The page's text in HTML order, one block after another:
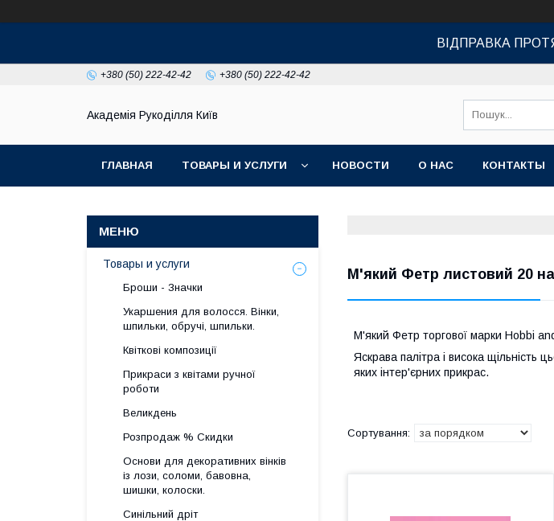
ВІДПРАВКА
+380 (50) 222-42-42 +380 (50) 222-42-42
Академія Рукоділля Київ
ГЛАВНАЯ ТОВАРЫ И УСЛУГИ НОВОСТИ О НАС КОНТАКТЫ
М'який Фетр листовий 20
М'який Фетр торгової марки Hobbi
Яскрава палітра і висока щільність
яких інтер'єрних прикрас.
Товары и услуги
Броши - Значки
Укаршения для волосся. Вінки,
шпильки, обручі, шпильки.
Квіткові композиції
Прикраси з квітами ручної
роботи
Великдень
Розпродаж % Скидки
Основи для декоративних вінків
із лози, соломи, бавовна,
шишки, колоски.
Синільний дріт